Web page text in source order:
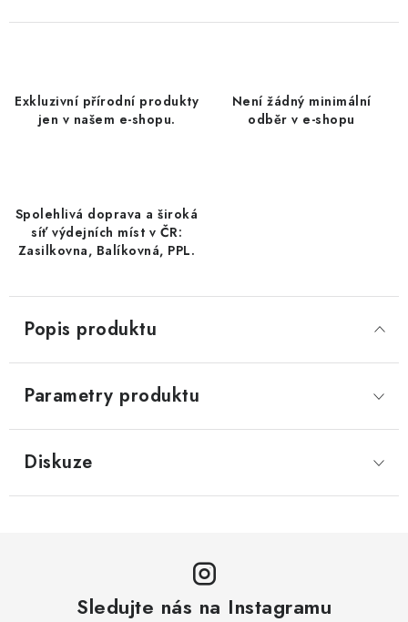
LYOFILIZOVANÉ OVOCE
KOŘENÍ / TEKUTÁ OCHUCOVADLA/OMÁČKY
SUŠENÉ OVOCE / MERUŇKY SÍŘENÉ / MERUŇKY
LYOFILIZOVANÉ OVOCE / MANGO
LYOFILIZOVANÉ OVOCE / JAHODY
OŘECHY PRAŽENÉ, SOLENÉ A DOCHUCENÉ /
PISTÁCIE PRAŽENÉ SOLENÉ
Exkluzivní přírodní produkty
jen v našem e-shopu.
Není žádný minimální
odběr v e-shopu
Spolehlivá doprava a široká
síť výdejních míst v ČR:
Zasilkovna, Balíkovná, PPL.
Popis produktu
Parametry produktu
Diskuze
Sledujte nás na Instagramu